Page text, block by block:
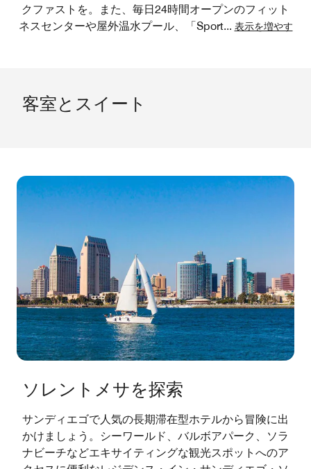
クファストを。また、毎日24時間オープンのフィット
ネスセンターや屋外温水プール、「Sport... 表示を増やす
客室とスイート
ソレントメサを探索
サンディエゴで人気の長期滞在型ホテルから冒険に出
かけましょう。シーワールド、バルボアパーク、ソラ
ナビーチなどエキサイティングな観光スポットへのア